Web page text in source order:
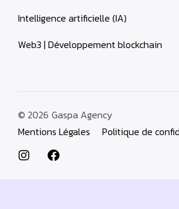
Intelligence artificielle (IA)
Web3 | Développement blockchain
© 2026 Gaspa Agency
Mentions Légales
Politique de